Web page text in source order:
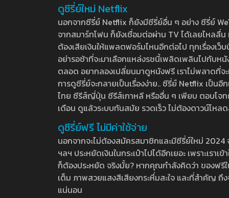
ดูซีรี่ย์ใหม่ Netflix
นอกจากซีรี่ย์ Netflix ก็ยังมีซีรี่ย์อื่น ๆ อย่าง ซีรี่ย์
จากสมาร์ทโฟน ก็ยังเชื่อมต่อผ่าน TV ได้เลยไหลลื่
ต้องเสียเงินให้แพลตฟอร์มไหนอีกต่อไป ทุกเรื่องเว็
อย่ารอช้าที่จะมาเลือกแหล่งรชนี้เพลิดเพลินไปกับห
ตลอด อยากลองเปลี่ยนมาดูหนังฟรี เราไม่พลาดที่
การดูซีรี่ย์จะกลายเป็นเรื่องง่าย.. ซีรี่ย์ Netflix เป็น
ไทย ซีรีส์ญี่ปุ่น ซีรีส์เกาหลี หรืออื่น ๆ เพียบ ตอบโจท
เดือน ดูแล้วระบบทันสมัย รวดเร็ว ไม่ต้องดาวน์โห
ดูซีรี่ย์ฟรี ไม่มีค่าใช้จ่าย
นอกจากจะไม่ต้องสมัครสมาชิกและมีซีรี่ย์ใหม่
ฯลฯ ประหยัดเงินในกระเป๋าไปได้อีกเยอะ เพราะเร
ก็ต้องประหยัด จริงมั้ย? หากคุณกำลังคิดว่า ของฟ
เต็ม ภาพสวยแสงสีเสียงกระหึ่มสะใจ และที่สำคัญ
แน่นอน